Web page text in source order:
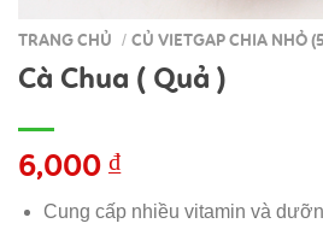
TRANG CHỦ / CỦ VIETGAP CHIA NHỎ
Cà Chua ( Quả )
6,000 ₫
Cung cấp nhiều vitamin và